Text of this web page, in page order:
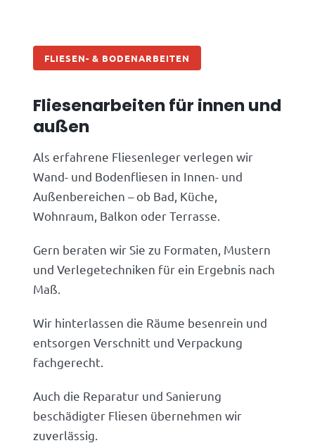
FLIESEN- & BODENARBEITEN
Fliesenarbeiten für innen und
außen
Als erfahrene Fliesenleger verlegen wir
Wand- und Bodenfliesen in Innen- und
Außenbereichen – ob Bad, Küche,
Wohnraum, Balkon oder Terrasse.
Gern beraten wir Sie zu Formaten, Mustern
und Verlegetechniken für ein Ergebnis nach
Maß.
Wir hinterlassen die Räume besenrein und
entsorgen Verschnitt und Verpackung
fachgerecht.
Auch die Reparatur und Sanierung
beschädigter Fliesen übernehmen wir
zuverlässig.